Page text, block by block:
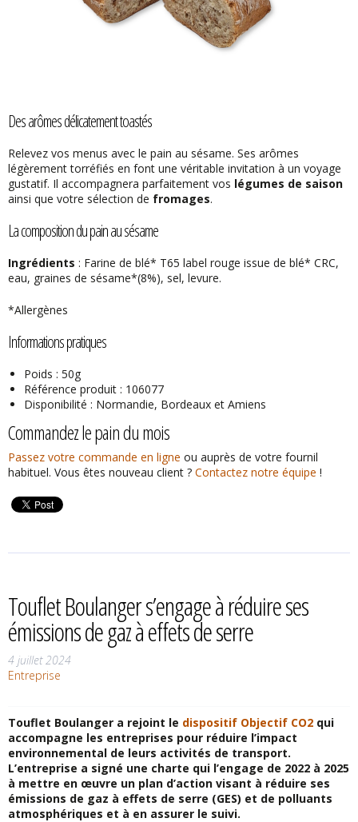
Des arômes délicatement toastés
Relevez vos menus avec le pain au sésame. Ses arômes
légèrement torréfiés en font une véritable invitation à un voyage
gustatif. Il accompagnera parfaitement vos légumes de saison
ainsi que votre sélection de fromages.
La composition du pain au sésame
Ingrédients : Farine de blé* T65 label rouge issue de blé* CRC,
eau, graines de sésame*(8%), sel, levure.
*Allergènes
Informations pratiques
Poids : 50g
Référence produit : 106077
Disponibilité : Normandie, Bordeaux et Amiens
Commandez le pain du mois
Passez votre commande en ligne ou auprès de votre fournil
habituel. Vous êtes nouveau client ? Contactez notre équipe !
Touflet Boulanger s’engage à réduire ses
émissions de gaz à effets de serre
4 juillet 2024
Entreprise
Touflet Boulanger a rejoint le dispositif Objectif CO2 qui
accompagne les entreprises pour réduire l’impact
environnemental de leurs activités de transport.
L’entreprise a signé une charte qui l’engage de 2022 à 2025
à mettre en œuvre un plan d’action visant à réduire ses
émissions de gaz à effets de serre (GES) et de polluants
atmosphériques et à en assurer le suivi.